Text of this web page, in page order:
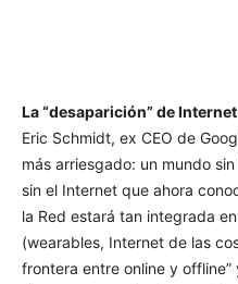
La “desaparición” de Internet
Eric Schmidt, ex CEO de
más arriesgado: un mundo
sin el Internet que ahora
la Red estará tan integrada
(wearables, Internet de las
frontera entre online y offline”